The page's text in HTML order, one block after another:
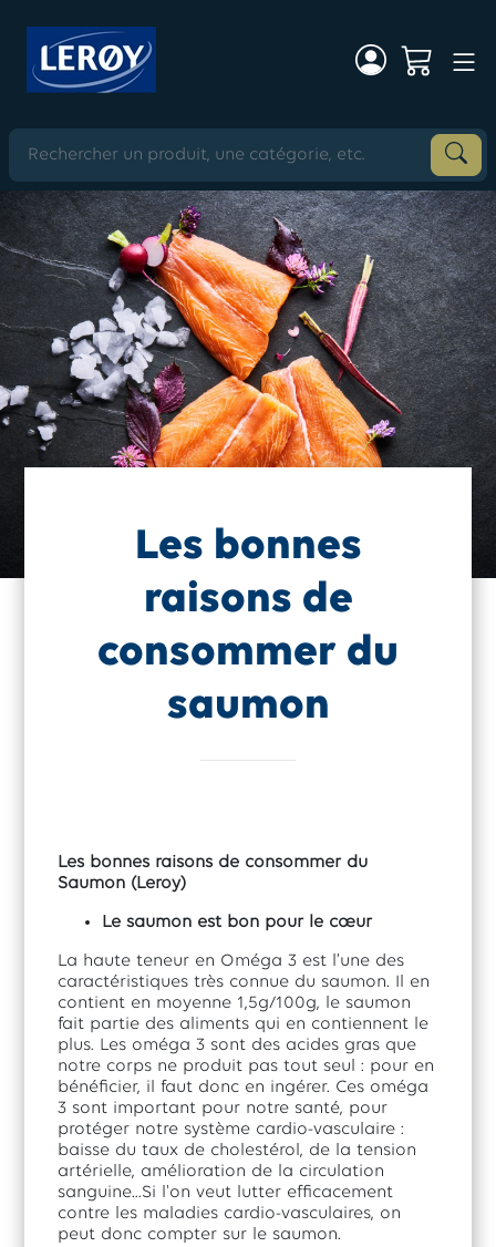
Les bonnes
raisons de
consommer du
saumon
Les bonnes raisons de consommer du
Saumon (Leroy)
Le saumon est bon pour le cœur
La haute teneur en Oméga 3 est l’une des
caractéristiques très connue du saumon. Il en
contient en moyenne 1,5g/100g, le saumon
fait partie des aliments qui en contiennent le
plus. Les oméga 3 sont des acides gras que
notre corps ne produit pas tout seul : pour en
bénéficier, il faut donc en ingérer. Ces oméga
3 sont important pour notre santé, pour
protéger notre système cardio-vasculaire :
baisse du taux de cholestérol, de la tension
artérielle, amélioration de la circulation
sanguine...Si l'on veut lutter efficacement
contre les maladies cardio-vasculaires, on
peut donc compter sur le saumon.